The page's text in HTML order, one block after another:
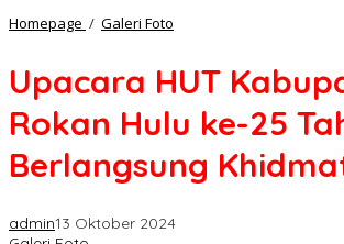
Homepage / Galeri Foto
Rokan
ke-
25
Tahun
Berlangsung
Upacara HUT
Rokan Hulu ke-25
Berlangsung
admin13 Oktober 2024